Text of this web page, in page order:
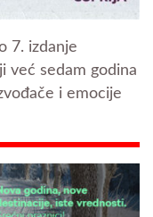
7. izdanje
već sedam godina
i emocije